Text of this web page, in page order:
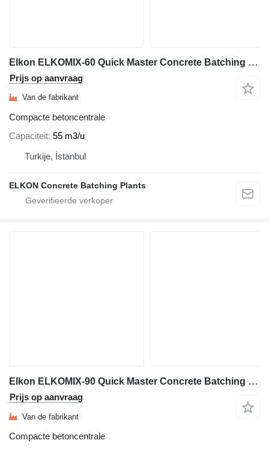
Elkon ELKOMIX-60 Quick Master Concrete Batching Plant
Prijs op aanvraag
Van de fabrikant
Compacte betoncentrale
Capaciteit 55 m3/u
Turkije, İstanbul
ELKON Concrete Batching Plants
Elkon ELKOMIX-90 Quick Master Concrete Batching Plant
Prijs op aanvraag
Van de fabrikant
Compacte betoncentrale